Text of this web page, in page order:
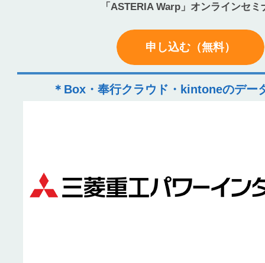
「ASTERIA Warp」オンラインセミ
申し込む（無料）
＊Box・奉行クラウド・kintoneのデー